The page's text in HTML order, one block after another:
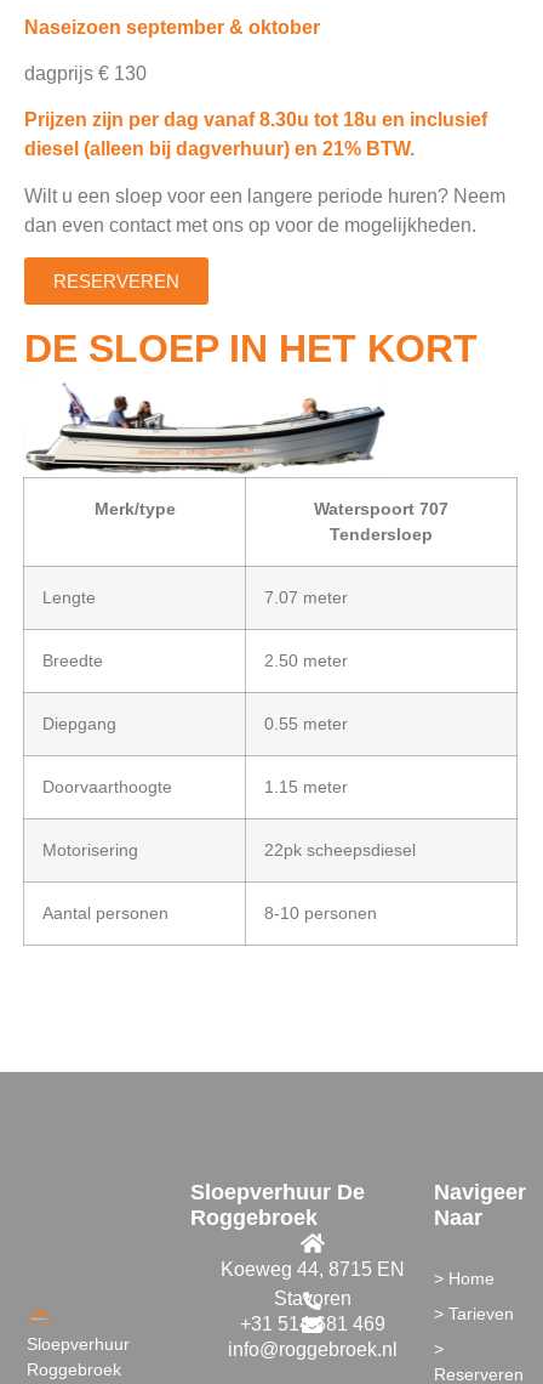
Naseizoen september & oktober
dagprijs € 130
Prijzen zijn per dag vanaf 8.30u tot 18u en inclusief
diesel (alleen bij dagverhuur) en 21% BTW.
Wilt u een sloep voor een langere periode huren? Neem
dan even contactmet ons op voor de mogelijkheden.
RESERVEREN
DE SLOEP IN HET KORT
Merk/type
Waterspoort 707
Tendersloep
Lengte 7.07 meter
Breedte 2.50 meter
Diepgang 0.55 meter
Doorvaarthoogte 1.15 meter
Motorisering 22pk scheepsdiesel
Aantal personen 8-10 personen
Sloepverhuur
Roggebroek
Navigeer
Naar
> Home
> Tarieven
>
Reserveren
Sloepverhuur De
Roggebroek
Koeweg 44, 8715 EN
Stavoren
+31 514 681 469
info@roggebroek.nl